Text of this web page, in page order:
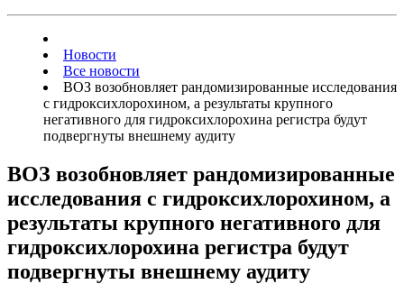
Новости
Все новости
ВОЗ возобновляет рандомизированные исследования
с гидроксихлорохином, а результаты крупного
негативного для гидроксихлорохина регистра будут
подвергнуты внешнему аудиту
ВОЗ возобновляет рандомизированные
исследования с гидроксихлорохином, а
результаты крупного негативного для
гидроксихлорохина регистра будут
подвергнуты внешнему аудиту